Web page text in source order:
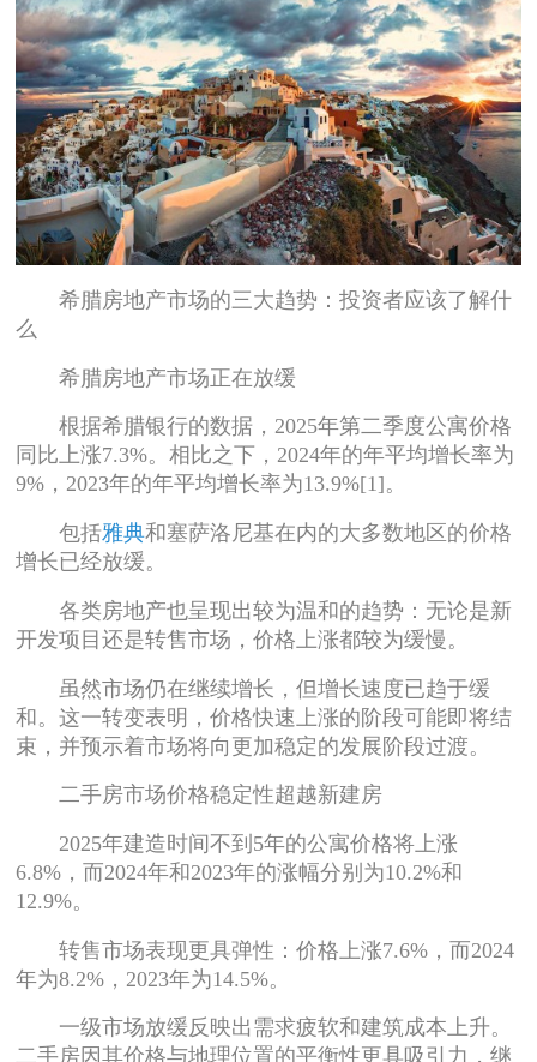
希腊房地产市场的三大趋势：投资者应该了解什
么
希腊房地产市场正在放缓
根据希腊银行的数据，2025年第二季度公寓价格
同比上涨7.3%。相比之下，2024年的年平均增长率为
9%，2023年的年平均增长率为13.9%[1]。
包括雅典和塞萨洛尼基在内的大多数地区的价格
增长已经放缓。
各类房地产也呈现出较为温和的趋势：无论是新
开发项目还是转售市场，价格上涨都较为缓慢。
虽然市场仍在继续增长，但增长速度已趋于缓
和。这一转变表明，价格快速上涨的阶段可能即将结
束，并预示着市场将向更加稳定的发展阶段过渡。
二手房市场价格稳定性超越新建房
2025年建造时间不到5年的公寓价格将上涨
6.8%，而2024年和2023年的涨幅分别为10.2%和
12.9%。
转售市场表现更具弹性：价格上涨7.6%，而2024
年为8.2%，2023年为14.5%。
一级市场放缓反映出需求疲软和建筑成本上升。
二手房因其价格与地理位置的平衡性更具吸引力，继